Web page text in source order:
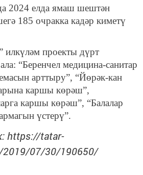
2024 елда ямаш шештән
185 очракка кадәр киметү
илкүләм проекты дүрт
“Беренчел медицина-санитар
арттыру”, “Йөрәк-кан
каршы көрәш”,
каршы көрәш”, “Балалар
үстерү”.
https://tatar-
07/30/190650/